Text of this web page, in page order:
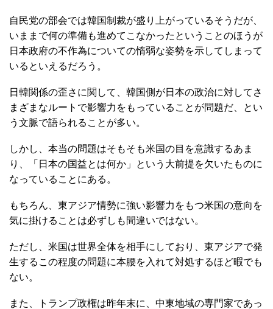
自民党の部会では韓国制裁が盛り上がっているそうだが、
いままで何の準備も進めてこなかったということのほうが
日本政府の不作為についての惰弱な姿勢を示してしまって
いるといえるだろう。
日韓関係の歪さに関して、韓国側が日本の政治に対してさ
まざまなルートで影響力をもっていることが問題だ、とい
う文脈で語られることが多い。
しかし、本当の問題はそもそも米国の目を意識するあま
り、「日本の国益とは何か」という大前提を欠いたものに
なっていることにある。
もちろん、東アジア情勢に強い影響力をもつ米国の意向を
気に掛けることは必ずしも間違いではない。
ただし、米国は世界全体を相手にしており、東アジアで発
生するこの程度の問題に本腰を入れて対処するほど暇でも
ない。
また、トランプ政権は昨年末に、中東地域の専門家であっ